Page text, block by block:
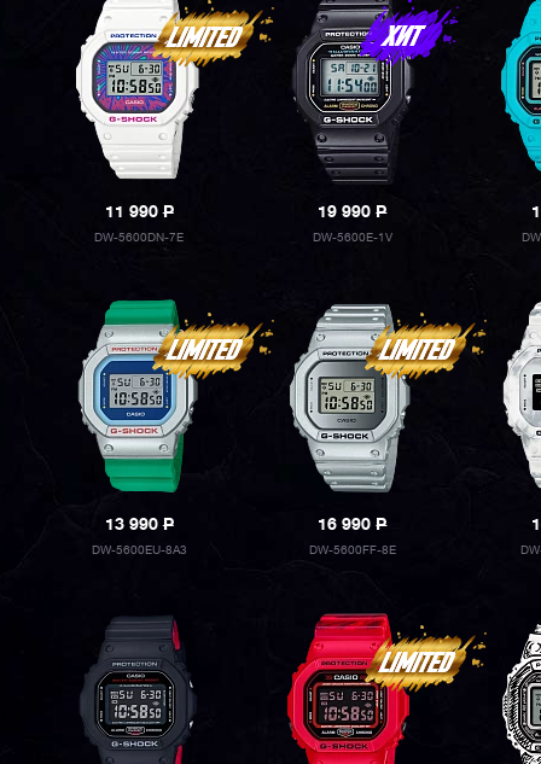
11 990P
DW-5600DN-7E
19 990P
DW-5600E-1V
13 990P
DW-5600EU-8A3
16 990P
DW-5600FF-8E